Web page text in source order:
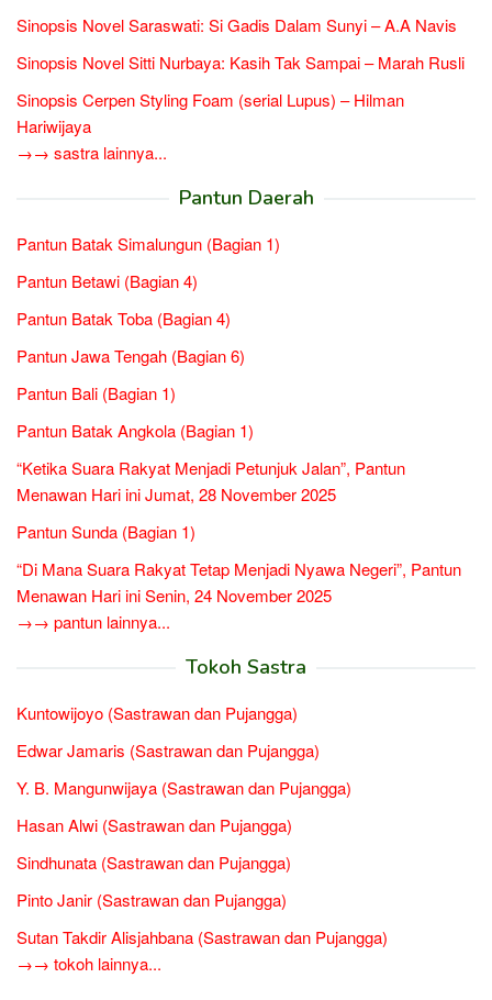
Sinopsis Novel Saraswati: Si Gadis Dalam Sunyi – A.A Navis
Sinopsis Novel Sitti Nurbaya: Kasih Tak Sampai – Marah Rusli
Sinopsis Cerpen Styling Foam (serial Lupus) – Hilman
Hariwijaya
→→ sastra lainnya...
Pantun Daerah
Pantun Batak Simalungun (Bagian 1)
Pantun Betawi (Bagian 4)
Pantun Batak Toba (Bagian 4)
Pantun Jawa Tengah (Bagian 6)
Pantun Bali (Bagian 1)
Pantun Batak Angkola (Bagian 1)
“Ketika Suara Rakyat Menjadi Petunjuk Jalan”, Pantun
Menawan Hari ini Jumat, 28 November 2025
Pantun Sunda (Bagian 1)
“Di Mana Suara Rakyat Tetap Menjadi Nyawa Negeri”, Pantun
Menawan Hari ini Senin, 24 November 2025
→→ pantun lainnya...
Tokoh Sastra
Kuntowijoyo (Sastrawan dan Pujangga)
Edwar Jamaris (Sastrawan dan Pujangga)
Y. B. Mangunwijaya (Sastrawan dan Pujangga)
Hasan Alwi (Sastrawan dan Pujangga)
Sindhunata (Sastrawan dan Pujangga)
Pinto Janir (Sastrawan dan Pujangga)
Sutan Takdir Alisjahbana (Sastrawan dan Pujangga)
→→ tokoh lainnya...